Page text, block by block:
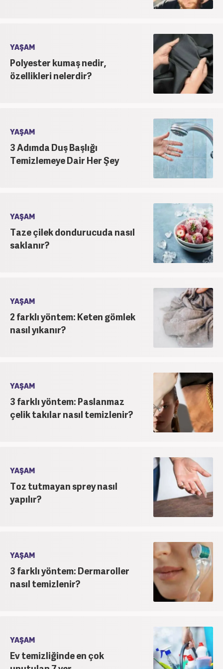
YAŞAM
Polyester kumaş nedir,
özellikleri nelerdir?
YAŞAM
3 Adımda Duş Başlığı
Temizlemeye Dair Her Şey
YAŞAM
Taze çilek dondurucuda nasıl
saklanır?
YAŞAM
2 farklı yöntem: Keten gömlek
nasıl yıkanır?
YAŞAM
3 farklı yöntem: Paslanmaz
çelik takılar nasıl temizlenir?
YAŞAM
Toz tutmayan sprey nasıl
yapılır?
YAŞAM
3 farklı yöntem: Dermaroller
nasıl temizlenir?
YAŞAM
Ev temizliğinde en çok